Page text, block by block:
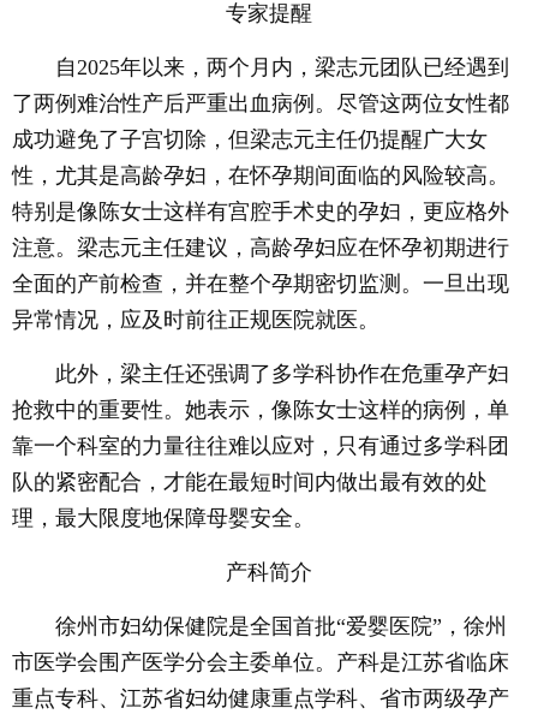
专家提醒
自2025年以来，两个月内，梁志元团队已经遇到
了两例难治性产后严重出血病例。尽管这两位女性都
成功避免了子宫切除，但梁志元主任仍提醒广大女
性，尤其是高龄孕妇，在怀孕期间面临的风险较高。
特别是像陈女士这样有宫腔手术史的孕妇，更应格外
注意。梁志元主任建议，高龄孕妇应在怀孕初期进行
全面的产前检查，并在整个孕期密切监测。一旦出现
异常情况，应及时前往正规医院就医。
此外，梁主任还强调了多学科协作在危重孕产妇
抢救中的重要性。她表示，像陈女士这样的病例，单
靠一个科室的力量往往难以应对，只有通过多学科团
队的紧密配合，才能在最短时间内做出最有效的处
理，最大限度地保障母婴安全。
产科简介
徐州市妇幼保健院是全国首批“爱婴医院”，徐州
市医学会围产医学分会主委单位。产科是江苏省临床
重点专科、江苏省妇幼健康重点学科、省市两级孕产